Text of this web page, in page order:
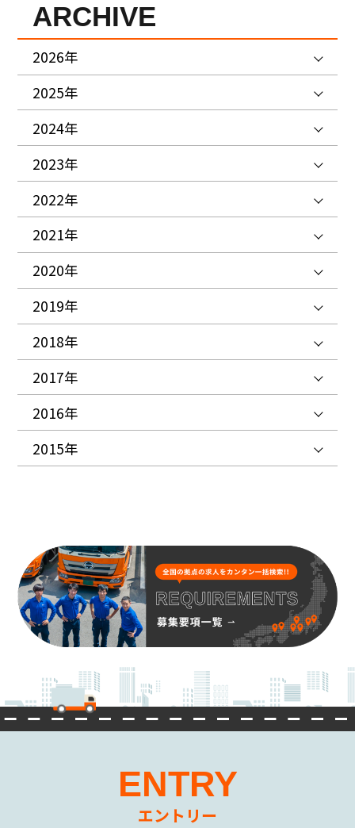
ARCHIVE
2026年
2025年
2024年
2023年
2022年
2021年
2020年
2019年
2018年
2017年
2016年
2015年
ENTRY
エントリー